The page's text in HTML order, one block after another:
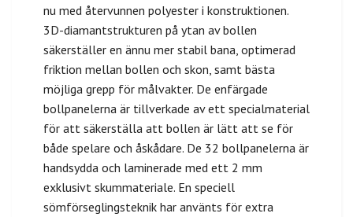
nu med återvunnen polyester i konstruktionen.
3D-diamantstrukturen på ytan av bollen
säkerställer en ännu mer stabil bana, optimerad
friktion mellan bollen och skon, samt bästa
möjliga grepp för målvakter. De enfärgade
bollpanelerna är tillverkade av ett specialmaterial
för att säkerställa att bollen är lätt att se för
både spelare och åskådare. De 32 bollpanelerna är
handsydda och laminerade med ett 2 mm
exklusivt skummateriale. En speciell
sömförseglingsteknik har använts för extra